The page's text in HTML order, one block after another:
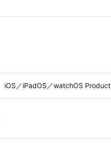
iOS／iPadOS／watchOS Product